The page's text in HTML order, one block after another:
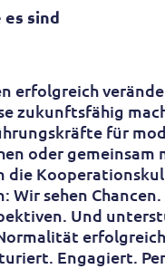
es sind
erfolg­reich
zukunfts­fähig
für
oder gemein­sam
die
Wir sehen Chancen.
Und
Engagiert.